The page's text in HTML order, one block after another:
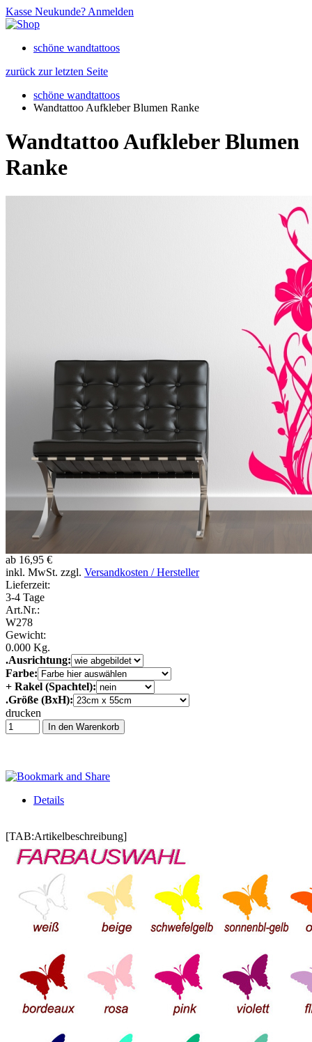
Kasse Neukunde? Anmelden
schöne wandtattoos
zurück zur letzten Seite
schöne wandtattoos
Wandtattoo Aufkleber Blumen Ranke
Wandtattoo Aufkleber Blumen
Ranke
ab 16,95 €
inkl. MwSt. zzgl. Versandkosten / Hersteller
Lieferzeit:
3-4 Tage
Art.Nr.:
W278
Gewicht:
0.000 Kg.
.Ausrichtung:
Farbe:
+ Rakel (Spachtel):
.Größe (BxH):
drucken
In den Warenkorb
Details
[TAB:Artikelbeschreibung]